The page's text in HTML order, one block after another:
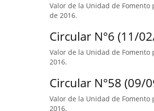
Valor de la Unidad de
de 2016.
Circular N°6 (11/
Valor de la Unidad de
2016.
Circular N°58 (09/
Valor de la Unidad de
2016.